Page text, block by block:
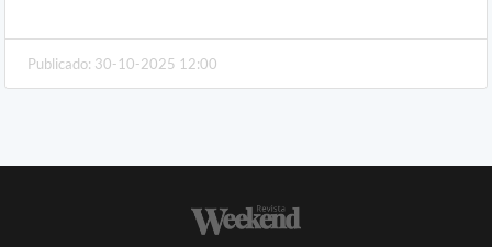
Publicado: 30-10-2025 12:00